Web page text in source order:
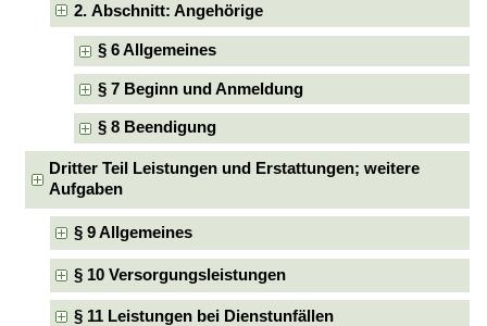
2. Abschnitt: Angehörige
§ 6 Allgemeines
§ 7 Beginn und Anmeldung
§ 8 Beendigung
Dritter Teil Leistungen und Erstattungen; weitere
Aufgaben
§ 9 Allgemeines
§ 10 Versorgungsleistungen
§ 11 Leistungen bei Dienstunfällen